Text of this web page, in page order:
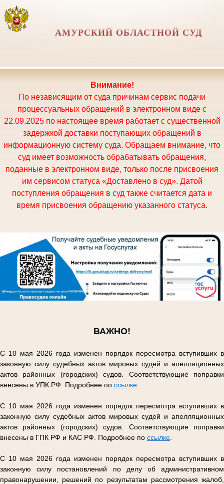
АМУРСКИЙ ОБЛАСТНОЙ СУД
Внимание!
По независящим от суда причинам сервис подачи
процессуальных обращений в электронном виде с
22.09.2025 по настоящее время работает с существенной
задержкой доставки поступающих обращений в
информационную систему суда. Обращаем внимание, что
суд имеет возможность обрабатывать обращения,
поданные в электронном виде, только после присвоения
им сервисом статуса «Доставлено в суд». Датой
поступления обращения в суд также считается дата и
время присвоения обращению указанного статуса.
ВАЖНО!
С 10 мая 2026 года изменен порядок пересмотра вступивших в
законную силу судебных актов мировых судей и апелляционных
актов районных (городских) судов. Соответствующие поправки
внесены в УПК РФ. Подробнее по ссылке
С 10 мая 2026 года изменен порядок пересмотра вступивших в
законную силу судебных актов мировых судей и апелляционных
актов районных (городских) судов. Соответствующие поправки
внесены в ГПК РФ и КАС РФ. Подробнее по ссылке
С 10 мая 2026 года изменен порядок пересмотра вступивших в
законную силу постановлений по делу об административном
правонарушении, решений по результатам рассмотрения жалоб,